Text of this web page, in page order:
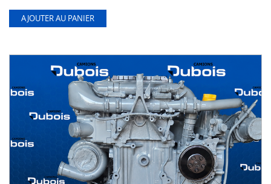
AJOUTER AU PANIER